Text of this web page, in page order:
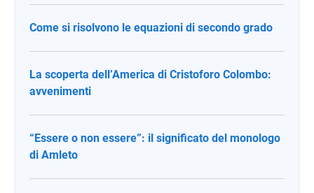
Come si risolvono le equazioni di secondo grado
La scoperta dell’America di Cristoforo Colombo:
avvenimenti
“Essere o non essere”: il significato del monologo
di Amleto